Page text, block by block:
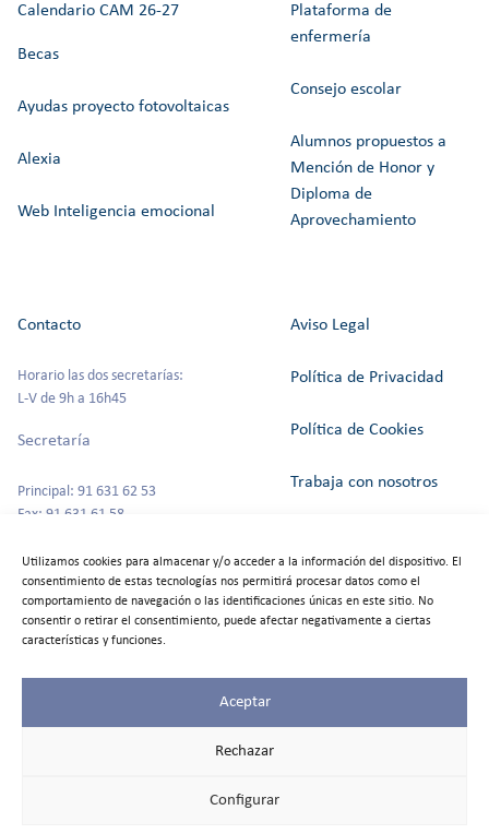
Utilizamos cookies para almacenar y/o acceder a la información del dispositivo. El
consentimiento de estas tecnologías nos permitirá procesar datos como el
comportamiento de navegación o las identificaciones únicas en este sitio. No
consentir o retirar el consentimiento, puede afectar negativamente a ciertas
características y funciones.
Aceptar
Rechazar
Configurar
Calendario CAM 26-27
Becas
Ayudas proyecto fotovoltaicas
Alexia
Web Inteligencia emocional
Plataforma de
enfermería
Consejo escolar
Alumnos propuestos a
Mención de Honor y
Diploma de
Aprovechamiento
Contacto
Horario las dos secretarías:
L-V de 9h a 16h45
Secretaría
Principal: 91 631 62 53
Fax: 91 631 61 58
Escuela Infantil
Aviso Legal
Política de Privacidad
Política de Cookies
Trabaja con nosotros
Alquiler de espacios